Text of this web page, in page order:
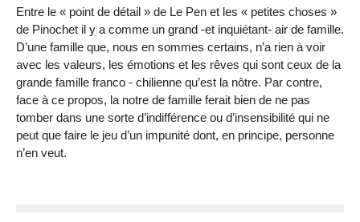
Entre le « point de détail » de Le Pen et les « petites choses »
de Pinochet il y a comme un grand -et inquiétant- air de famille.
D’une famille que, nous en sommes certains, n’a rien à voir
avec les valeurs, les émotions et les rêves qui sont ceux de la
grande famille franco - chilienne qu’est la nôtre. Par contre,
face à ce propos, la notre de famille ferait bien de ne pas
tomber dans une sorte d’indifférence ou d’insensibilité qui ne
peut que faire le jeu d’un impunité dont, en principe, personne
n’en veut.